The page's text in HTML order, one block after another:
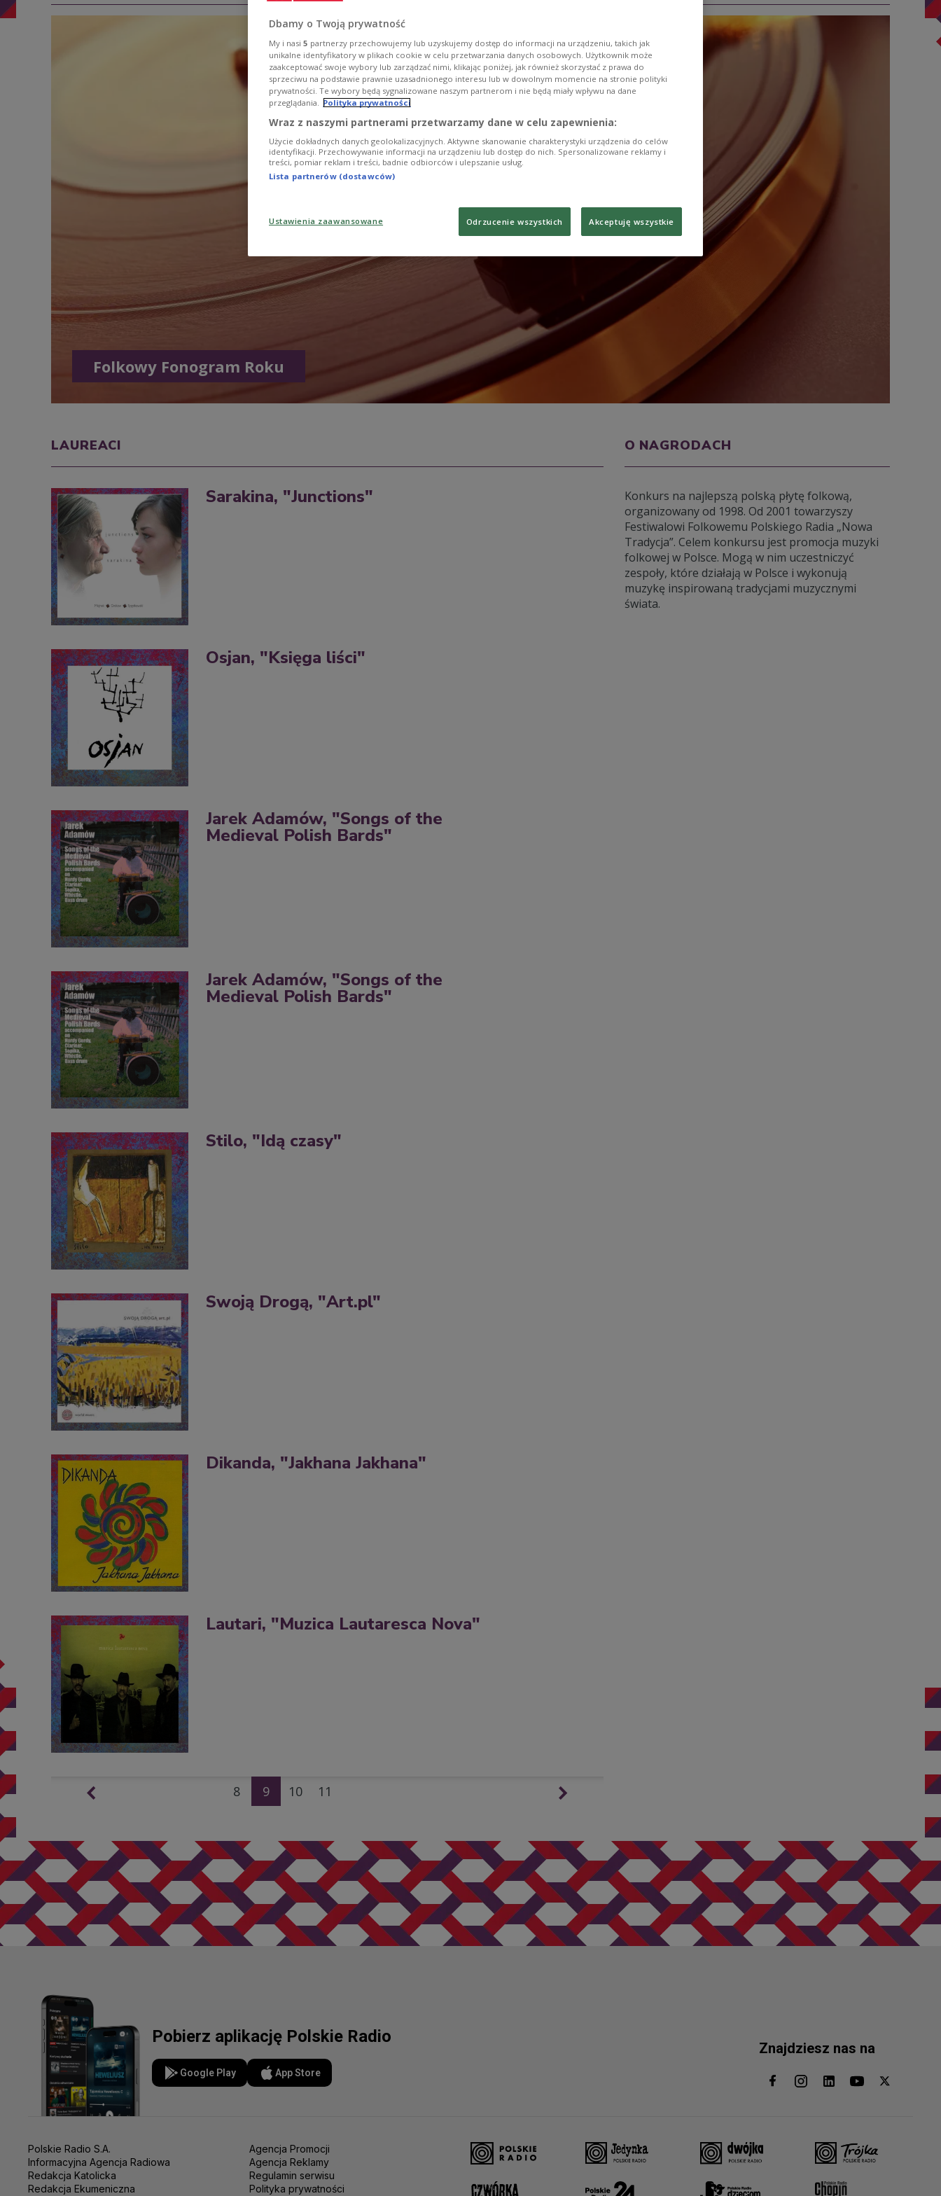
Folkowy Fonogram Roku
LAUREACI
Sarakina, "Junctions"
Osjan, "Księga liści"
Jarek Adamów, "Songs of the
Medieval Polish Bards"
Jarek Adamów, "Songs of the
Medieval Polish Bards"
Stilo, "Idą czasy"
Swoją Drogą, "Art.pl"
Dikanda, "Jakhana Jakhana"
Lautari, "Muzica Lautaresca Nova"
8 9 10 11
O NAGRODACH
Konkurs na najlepszą polską płytę folkową,
organizowany od 1998. Od 2001 towarzyszy
Festiwalowi Folkowemu Polskiego Radia „Nowa
Tradycja”. Celem konkursu jest promocja muzyki
folkowej w Polsce. Mogą w nim uczestniczyć
zespoły, które działają w Polsce i wykonują
muzykę inspirowaną tradycjami muzycznymi
świata.
Pobierz aplikację Polskie Radio
Google Play App Store
Znajdziesz nas na
Polskie Radio S.A.
Informacyjna Agencja Radiowa
Redakcja Katolicka
Redakcja Ekumeniczna
Agencja Promocji
Agencja Reklamy
Regulamin serwisu
Polityka prywatności
Dbamy o Twoją prywatność
My i nasi 5 partnerzy przechowujemy lub uzyskujemy dostęp do informacji na urządzeniu, takich jak
unikalne identyfikatory w plikach cookie w celu przetwarzania danych osobowych. Użytkownik może
zaakceptować swoje wybory lub zarządzać nimi, klikając poniżej, jak również skorzystać z prawa do
sprzeciwu na podstawie prawnie uzasadnionego interesu lub w dowolnym momencie na stronie polityki
prywatności. Te wybory będą sygnalizowane naszym partnerom i nie będą miały wpływu na dane
przeglądania. Polityka prywatności
Wraz z naszymi partnerami przetwarzamy dane w celu zapewnienia:
Użycie dokładnych danych geolokalizacyjnych. Aktywne skanowanie charakterystyki urządzenia do celów
identyfikacji. Przechowywanie informacji na urządzeniu lub dostęp do nich. Spersonalizowane reklamy i
treści, pomiar reklam i treści, badnie odbiorców i ulepszanie usług.
Lista partnerów (dostawców)
Ustawienia zaawansowane Odrzucenie wszystkich Akceptuję wszystkie